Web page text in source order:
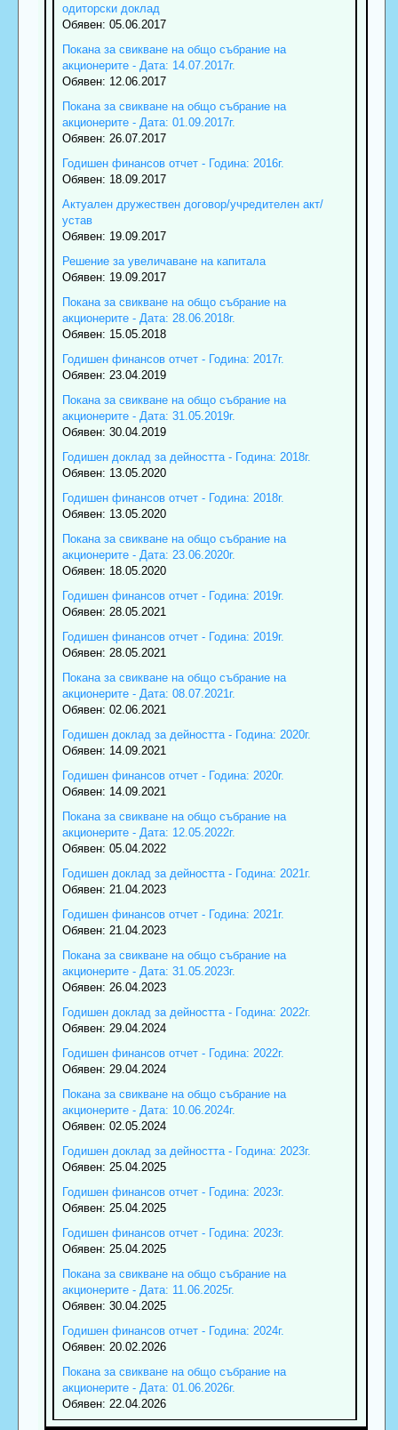
одиторски доклад
Обявен: 05.06.2017
Покана за свикване на общо събрание на
акционерите - Дата: 14.07.2017г.
Обявен: 12.06.2017
Покана за свикване на общо събрание на
акционерите - Дата: 01.09.2017г.
Обявен: 26.07.2017
Годишен финансов отчет - Година: 2016г.
Обявен: 18.09.2017
Актуален дружествен договор/учредителен акт/
устав
Обявен: 19.09.2017
Решение за увеличаване на капитала
Обявен: 19.09.2017
Покана за свикване на общо събрание на
акционерите - Дата: 28.06.2018г.
Обявен: 15.05.2018
Годишен финансов отчет - Година: 2017г.
Обявен: 23.04.2019
Покана за свикване на общо събрание на
акционерите - Дата: 31.05.2019г.
Обявен: 30.04.2019
Годишен доклад за дейността - Година: 2018г.
Обявен: 13.05.2020
Годишен финансов отчет - Година: 2018г.
Обявен: 13.05.2020
Покана за свикване на общо събрание на
акционерите - Дата: 23.06.2020г.
Обявен: 18.05.2020
Годишен финансов отчет - Година: 2019г.
Обявен: 28.05.2021
Годишен финансов отчет - Година: 2019г.
Обявен: 28.05.2021
Покана за свикване на общо събрание на
акционерите - Дата: 08.07.2021г.
Обявен: 02.06.2021
Годишен доклад за дейността - Година: 2020г.
Обявен: 14.09.2021
Годишен финансов отчет - Година: 2020г.
Обявен: 14.09.2021
Покана за свикване на общо събрание на
акционерите - Дата: 12.05.2022г.
Обявен: 05.04.2022
Годишен доклад за дейността - Година: 2021г.
Обявен: 21.04.2023
Годишен финансов отчет - Година: 2021г.
Обявен: 21.04.2023
Покана за свикване на общо събрание на
акционерите - Дата: 31.05.2023г.
Обявен: 26.04.2023
Годишен доклад за дейността - Година: 2022г.
Обявен: 29.04.2024
Годишен финансов отчет - Година: 2022г.
Обявен: 29.04.2024
Покана за свикване на общо събрание на
акционерите - Дата: 10.06.2024г.
Обявен: 02.05.2024
Годишен доклад за дейността - Година: 2023г.
Обявен: 25.04.2025
Годишен финансов отчет - Година: 2023г.
Обявен: 25.04.2025
Годишен финансов отчет - Година: 2023г.
Обявен: 25.04.2025
Покана за свикване на общо събрание на
акционерите - Дата: 11.06.2025г.
Обявен: 30.04.2025
Годишен финансов отчет - Година: 2024г.
Обявен: 20.02.2026
Покана за свикване на общо събрание на
акционерите - Дата: 01.06.2026г.
Обявен: 22.04.2026